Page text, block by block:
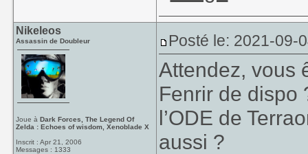
Nikeleos
Assassin de Doubleur
Joue àDark Forces, The Legend Of
Zelda : Echoes of wisdom, Xenoblade X
Inscrit : Apr 21, 2006
Messages : 1333
Posté le: 2021-09-
Attendez, vous
Fenrir de dispo
l’ODE de
aussi ?